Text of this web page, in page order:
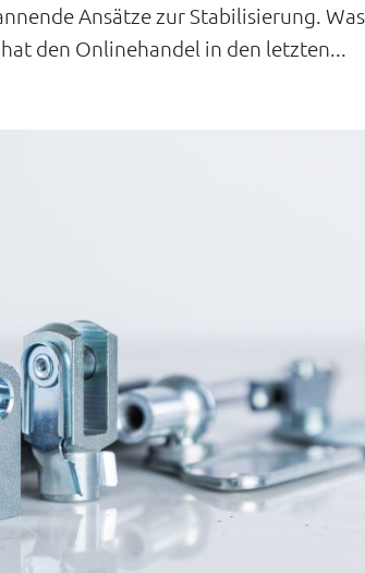
Ansätze zur Stabilisierung. Was
den Onlinehandel in den letzten...